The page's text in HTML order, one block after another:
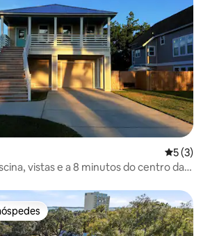
5 de
5 (3)
vistas e a 8 minutos do centro da
preferidos dos hóspedes